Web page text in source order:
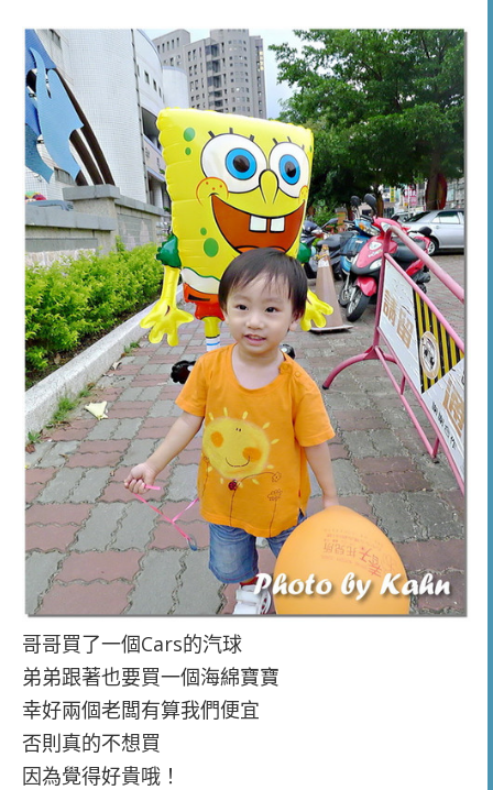
哥哥買了一個Cars的汽球
弟弟跟著也要買一個海綿寶寶
幸好兩個老闆有算我們便宜
否則真的不想買
因為覺得好貴哦！